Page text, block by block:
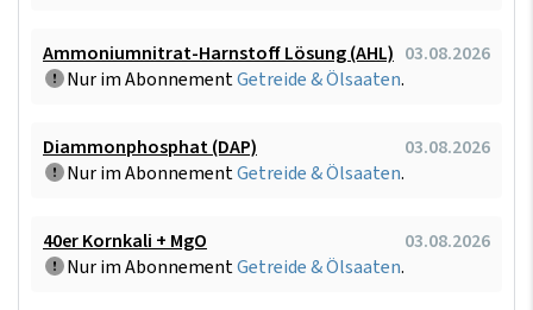
Ammoniumnitrat-Harnstoff Lösung (AHL) 03.08.2026
Nur im AbonnementGetreide & Ölsaaten.
Diammonphosphat (DAP)
03.08.2026
Nur im AbonnementGetreide & Ölsaaten.
40er Kornkali + MgO
03.08.2026
Nur im AbonnementGetreide & Ölsaaten.